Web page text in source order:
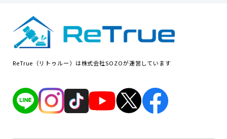
ReTrue（リトゥルー）は株式会社SOZOが運営しています